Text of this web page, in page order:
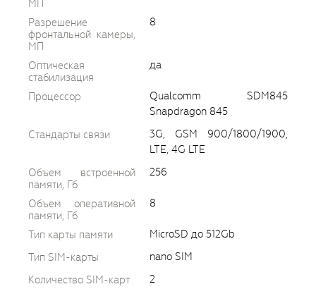
МП
Разрешение
фронтальной камеры,
МП
8
Оптическая
стабилизация
да
Процессор
Qualcomm SDM845
Snapdragon 845
Стандарты связи
3G, GSM 900/1800/1900,
LTE, 4G LTE
Объем встроенной
памяти, Гб
256
Объем оперативной
памяти, Гб
8
Тип карты памяти
MicroSD до 512Gb
Тип SIM-карты
nano SIM
Количество SIM-карт
2